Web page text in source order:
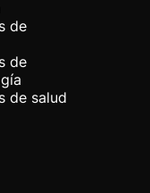
de
de
de salud